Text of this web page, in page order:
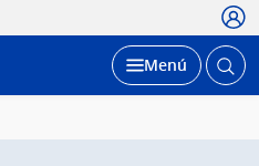
Desplegar
Menú Abrir